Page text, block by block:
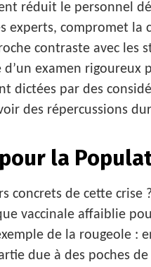
réduit le personnel
experts, compromet la
contraste avec les
examen rigoureux
dictées par des
des répercussions
la
concrets de cette
vaccinale affaiblie
de la rougeole :
due à des poches